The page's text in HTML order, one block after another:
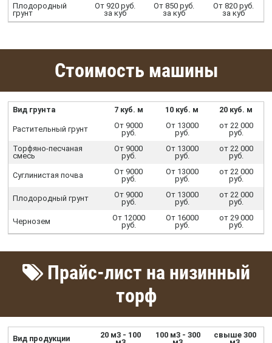
Плодородный
грунт
От 920 руб.
за куб
От 850 руб.
за куб
От 820 руб.
за куб
Стоимость машины
Вид грунта 7 куб. м 10 куб. м 20 куб. м
Растительный грунт
От 9000
руб.
От 13000
руб.
от 22 000
руб.
Торфяно-песчаная
смесь
От 9000
руб.
От 13000
руб.
от 22 000
руб.
Суглинистая почва
От 9000
руб.
От 13000
руб.
от 22 000
руб.
Плодородный грунт
От 9000
руб.
От 13000
руб.
от 22 000
руб.
Чернозем
От 12000
руб.
От 16000
руб.
от 29 000
руб.
Прайс-лист на низинный
торф
Вид продукции
20 м3 - 100
100 м3 - 300
свыше 300